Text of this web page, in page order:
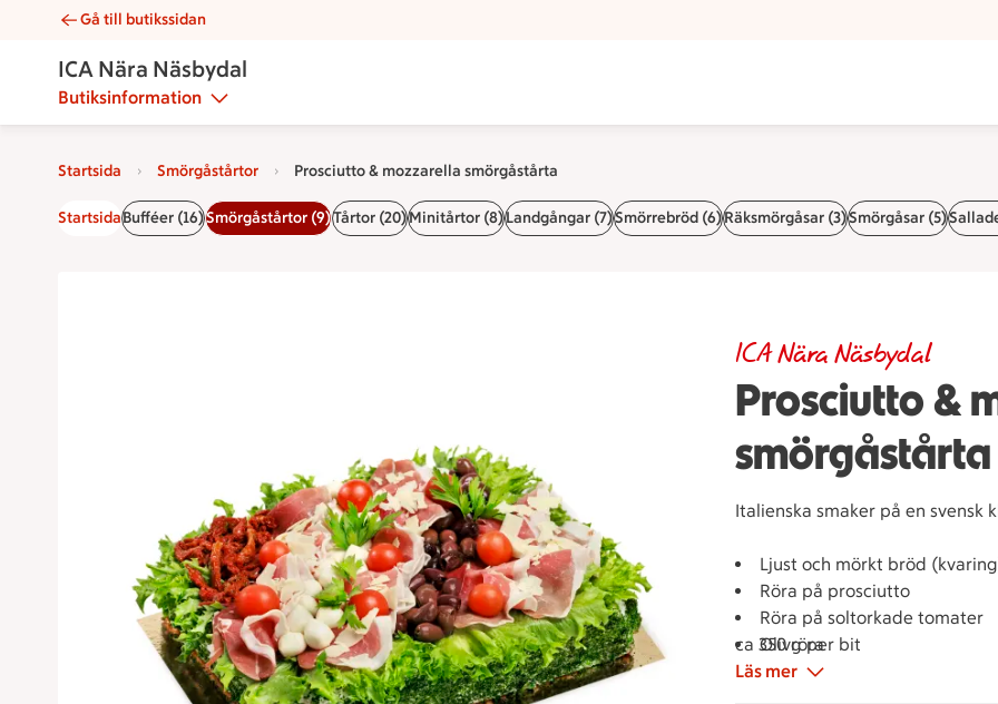
Prosciutto & mozzarella smörgåstårta | Catering ICA Nära Näsbydal
Gå till butikssidan
ICA Nära Näsbydal
Butiksinformation
Startsida Smörgåstårtor Prosciutto & mozzarella smörgåstårta
StartsidaBufféer (16)Smörgåstårtor (9)Tårtor (20)Minitårtor (8)Landgångar (7)Smörrebröd (6)Räksmörgåsar (3)Smörgåsar (5)
Prosciutto &
smörgåstårta
ICA Nära Näsbydal
Italienska smaker på en svensk
Ljust och mörkt bröd
Röra på prosciutto
Röra på soltorkade tomater
Olivröra
Toppad med prosciutto och
ca 350 g per bit
Läs mer